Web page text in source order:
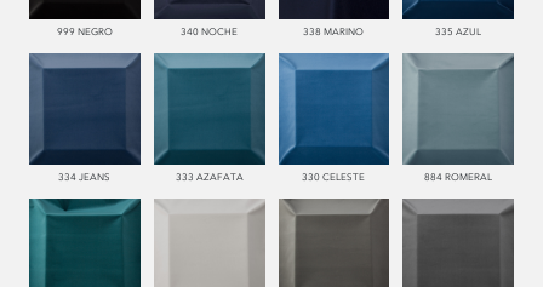
999 NEGRO 340 NOCHE 338 MARINO 335 AZUL
334 JEANS 333 AZAFATA 330 CELESTE 884 ROMERAL